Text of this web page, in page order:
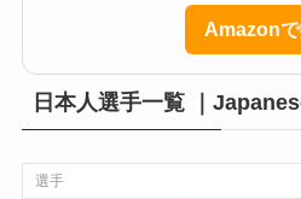
Amazon
日本人選手一覧 ｜
選手